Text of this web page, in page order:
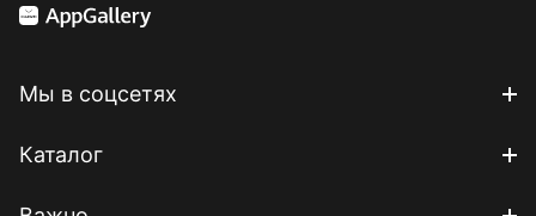
Мы в соцсетях
Каталог